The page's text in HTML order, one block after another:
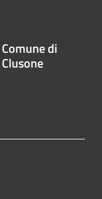
Comune di
Clusone